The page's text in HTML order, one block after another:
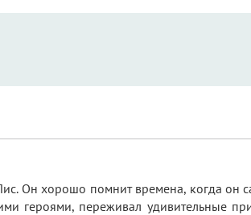
Он хорошо помнит времена, когда он
героями, переживал удивительные